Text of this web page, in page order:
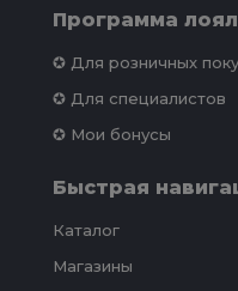
Программа
✪ Для розничных
✪ Для специалистов
✪ Мои бонусы
Быстрая
Каталог
Магазины